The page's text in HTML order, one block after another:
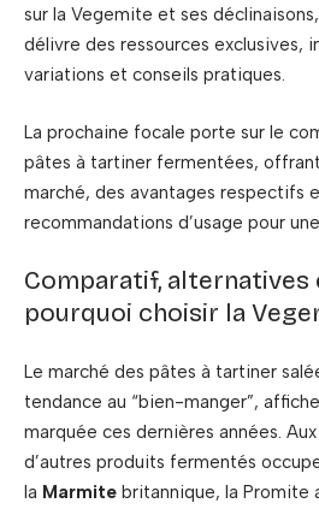
sur la Vegemite et ses
délivre des ressources exclusives,
variations et conseils pratiques.
La prochaine focale porte sur le
pâtes à tartiner fermentées,
marché, des avantages respectifs
recommandations d’usage pour
Comparatif, alternatives
pourquoi choisir la
Le marché des pâtes à tartiner
tendance au “bien-manger”,
marquée ces dernières années.
d’autres produits fermentés
la Marmite britannique, la Promite